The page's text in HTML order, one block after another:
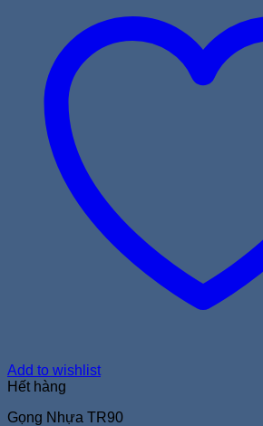
Add to wishlist
Hết hàng
Gọng Nhựa TR90